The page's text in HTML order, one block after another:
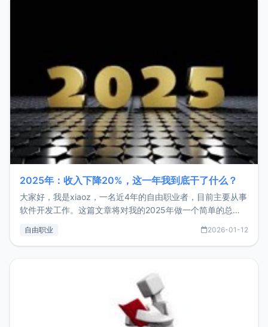
2025年：收入下降20%，这一年我到底干了什么？
大家好，我是xiaoz，一名近4年的自由职业者，目前主要从事
软件开发工作。这篇文章将对我的2025年做一个简单的总
收入下降20%，但却过得很充实，2026年不求突破，但求保
自由职业 2026-01-12